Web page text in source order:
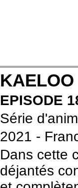
EPISODE
Série
2021 -
Dans cette
déjantés